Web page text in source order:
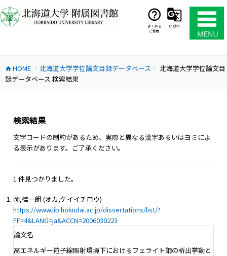
ン
テ
ス
キ
よくある
ご質問
English
home HOME chevron_right 北海道大学学位論文目録データベース chevron_right
北海道大学学位論文目
録データベース 検索結果
検索結果
文字コードの制約があるため、実際と異なる漢字あるいはヨミによ
る表示があります。ご了承ください。
1 件見つかりました。
岡,桂一朗 (オカ,ケイイチロウ)
https://www.lib.hokudai.ac.jp/dissertations/list/?
FF=4&LANG=ja&ACCN=2006030223
論文名
高エネルギー粒子線照射環境下におけるフェライト鋼の析出挙動と